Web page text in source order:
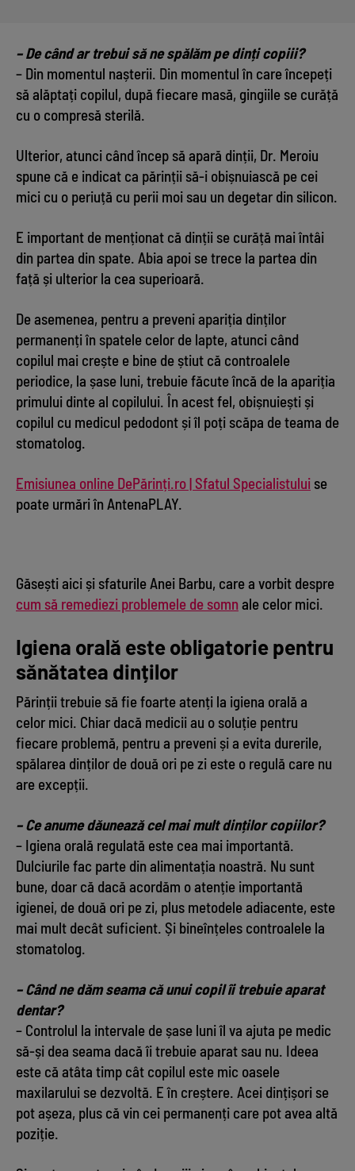
– De când ar trebui să ne spălăm pe dinți copiii?
– Din momentul nașterii. Din momentul în care începeți
să alăptați copilul, după fiecare masă, gingiile se curăță
cu o compresă sterilă.
Ulterior, atunci când încep să apară dinții, Dr. Meroiu
spune că e indicat ca părinții să-i obișnuiască pe cei
mici cu o periuță cu perii moi sau un degetar din silicon.
E important de menționat că dinții se curăță mai întâi
din partea din spate. Abia apoi se trece la partea din
față și ulterior la cea superioară.
De asemenea, pentru a preveni apariția dinților
permanenți în spatele celor de lapte, atunci când
copilul mai crește e bine de știut că controalele
periodice, la șase luni, trebuie făcute încă de la apariția
primului dinte al copilului. În acest fel, obișnuiești și
copilul cu medicul pedodont și îl poți scăpa de teama de
stomatolog.
Emisiunea online DePărinți.ro | Sfatul Specialistului se
poate urmări în AntenaPLAY.
Găsești aici și sfaturile Anei Barbu, care a vorbit despre
cum să remediezi problemele de somn ale celor mici.
Igiena orală este obligatorie pentru
sănătatea dinților
Părinții trebuie să fie foarte atenți la igiena orală a
celor mici. Chiar dacă medicii au o soluție pentru
fiecare problemă, pentru a preveni și a evita durerile,
spălarea dinților de două ori pe zi este o regulă care nu
are excepții.
– Ce anume dăunează cel mai mult dinților copiilor?
– Igiena orală regulată este cea mai importantă.
Dulciurile fac parte din alimentația noastră. Nu sunt
bune, doar că dacă acordăm o atenție importantă
igienei, de două ori pe zi, plus metodele adiacente, este
mai mult decât suficient. Și bineînțeles controalele la
stomatolog.
– Când ne dăm seama că unui copil îi trebuie aparat
dentar?
– Controlul la intervale de șase luni îl va ajuta pe medic
să-și dea seama dacă îi trebuie aparat sau nu. Ideea
este că atâta timp cât copilul este mic oasele
maxilarului se dezvoltă. E în creștere. Acei dințișori se
pot așeza, plus că vin cei permanenți care pot avea altă
poziție.